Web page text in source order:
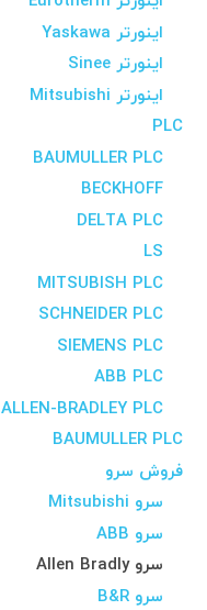
اینورتر Yaskawa
اینورتر Sinee
اینورتر Mitsubishi
PLC
BAUMULLER PLC
BECKHOFF
DELTA PLC
LS
MITSUBISH PLC
SCHNEIDER PLC
SIEMENS PLC
ABB PLC
ALLEN-BRADLEY PLC
BAUMULLER PLC
فروش سرو
سرو Mitsubishi
سرو ABB
سرو Allen Bradly
سرو B&R